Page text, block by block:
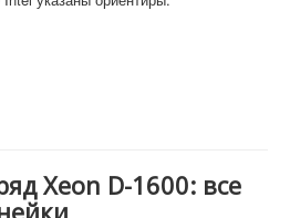
Xeon D-1600: все